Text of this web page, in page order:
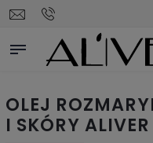
OLEJ
I SKÓRY